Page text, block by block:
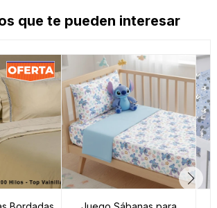
que te pueden interesar